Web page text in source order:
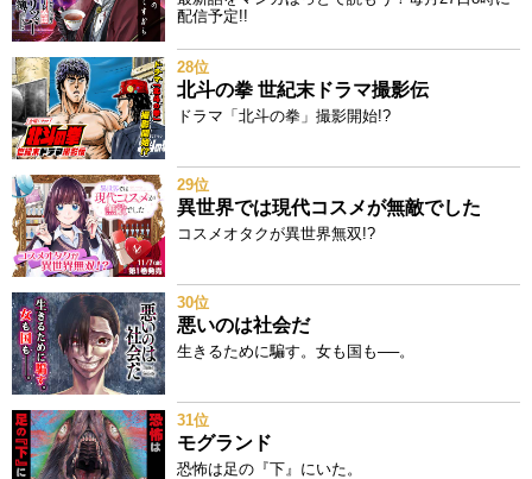
配信予定!!
28位
北斗の拳 世紀末ドラマ撮影伝
ドラマ「北斗の拳」撮影開始!?
29位
異世界では現代コスメが無敵でした
コスメオタクが異世界無双!?
30位
悪いのは社会だ
生きるために騙す。女も国も──。
31位
モグランド
恐怖は足の『下』にいた。